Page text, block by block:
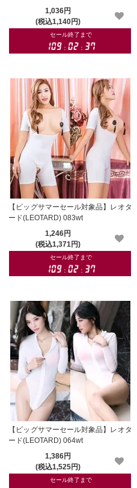
1,036円
(税込1,140円)
【ビッグサマーセール対象品】レオタ
ード(LEOTARD) 083wt
1,246円
(税込1,371円)
【ビッグサマーセール対象品】レオタ
ード(LEOTARD) 064wt
1,386円
(税込1,525円)